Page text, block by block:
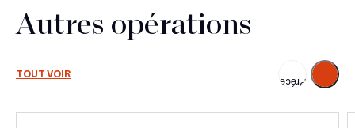
Autres opérations
TOUT VOIR
Précédent
Suivant